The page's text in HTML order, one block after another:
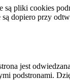
pliki cookies
dopiero przy
jest
podstronami.